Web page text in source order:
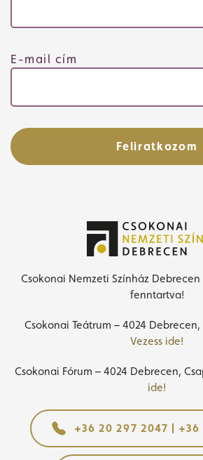
E-mail cím
Feliratkozom
Csokonai Nemzeti Színház
fenntartva!
Csokonai Teátrum – 4024 Debrecen,
Vezess ide!
Csokonai Fórum – 4024 Debrecen,
ide!
+36 20 297 2047 | +36